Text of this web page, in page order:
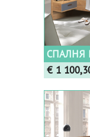
СПАЛНЯ
€ 1